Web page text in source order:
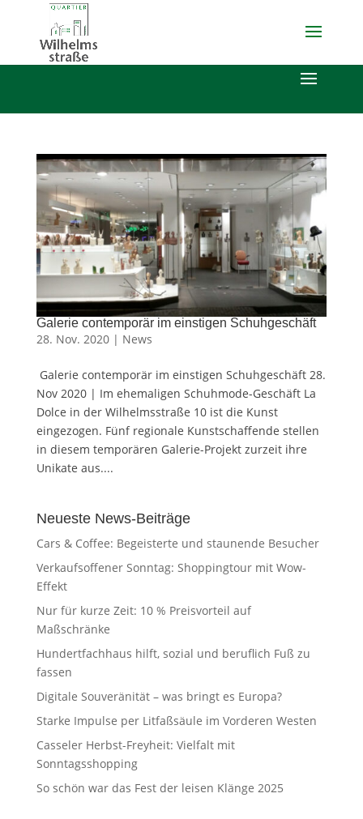
Galerie contemporär im einstigen Schuhgeschäft
28. Nov. 2020 | News
Galerie contemporär im einstigen Schuhgeschäft 28.
Nov 2020 | Im ehemaligen Schuhmode-Geschäft La
Dolce in der Wilhelmsstraße 10 ist die Kunst
eingezogen. Fünf regionale Kunstschaffende stellen
in diesem temporären Galerie-Projekt zurzeit ihre
Unikate aus....
Neueste News-Beiträge
Cars & Coffee: Begeisterte und staunende Besucher
Verkaufsoffener Sonntag: Shoppingtour mit Wow-
Effekt
Nur für kurze Zeit: 10 % Preisvorteil auf
Maßschränke
Hundertfachhaus hilft, sozial und beruflich Fuß zu
fassen
Digitale Souveränität – was bringt es Europa?
Starke Impulse per Litfaßsäule im Vorderen Westen
Casseler Herbst-Freyheit: Vielfalt mit
Sonntagsshopping
So schön war das Fest der leisen Klänge 2025